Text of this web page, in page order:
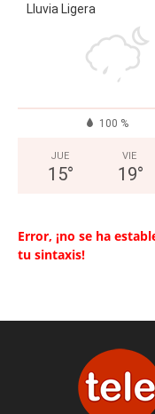
Lluvia Ligera
100 %
JUE
15°
VIE
19°
Error, ¡no se ha
tu sintaxis!